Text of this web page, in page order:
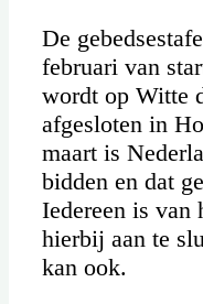
De
februari van
wordt op Witte
afgesloten in
maart is
bidden en dat
Iedereen is van
hierbij aan te
kan ook.